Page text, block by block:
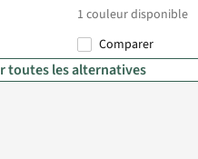
1 couleur disponible
Comparer
toutes les alternatives